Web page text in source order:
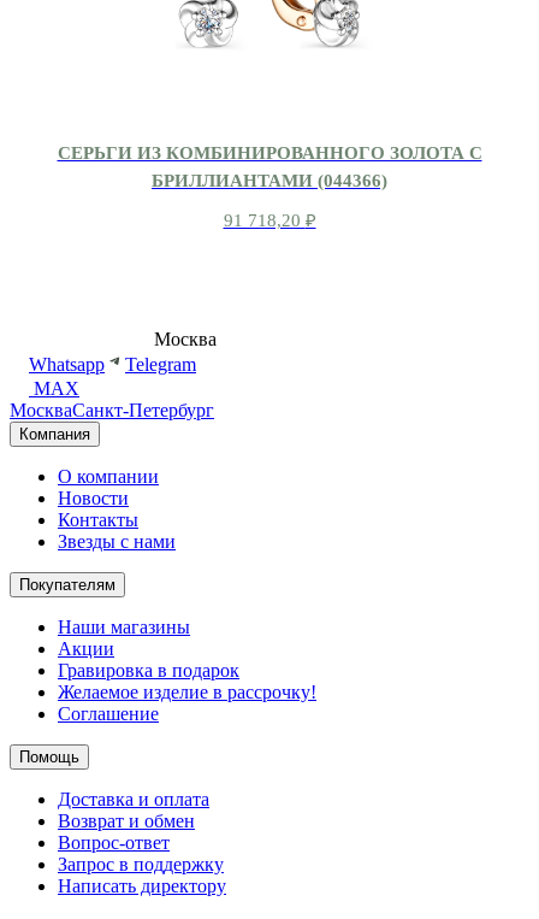
СЕРЬГИ ИЗ КОМБИНИРОВАННОГО ЗОЛОТА С
БРИЛЛИАНТАМИ (044366)
91 718,20 ₽
Москва
Whatsapp
Telegram
MAX
МоскваСанкт-Петербург
Компания
О компании
Новости
Контакты
Звезды с нами
Покупателям
Наши магазины
Акции
Гравировка в подарок
Желаемое изделие в рассрочку!
Соглашение
Помощь
Доставка и оплата
Возврат и обмен
Вопрос-ответ
Запрос в поддержку
Написать директору